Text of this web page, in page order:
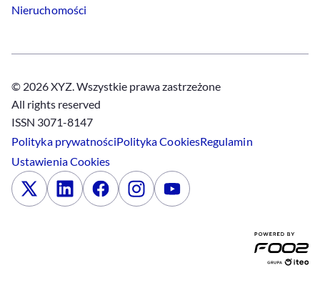
Nieruchomości
© 2026 XYZ. Wszystkie prawa zastrzeżone
All rights reserved
ISSN 3071-8147
Polityka prywatnościPolitykaCookiesRegulamin
UstawieniaCookies
x LinkedinFacebookInstagramYoutube